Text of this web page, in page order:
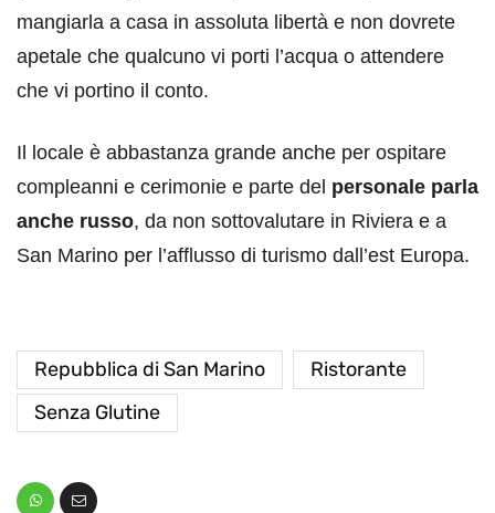
mangiarla a casa in assoluta libertà e non dovrete
apetale che qualcuno vi porti l’acqua o attendere
che vi portino il conto.
Il locale è abbastanza grande anche per ospitare
compleanni e cerimonie e parte del personale parla
anche russo, da non sottovalutare in Riviera e a
San Marino per l’afflusso di turismo dall’est Europa.
Repubblica di San Marino
Ristorante
Senza Glutine